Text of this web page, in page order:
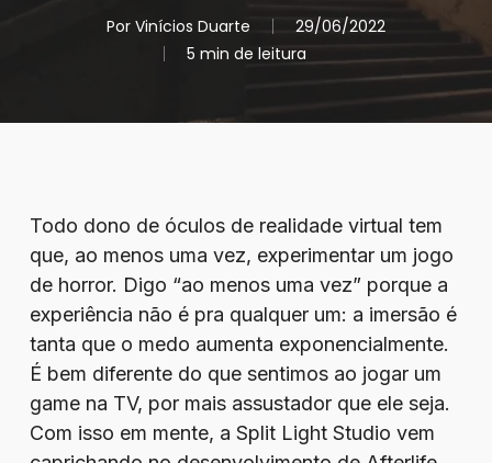
Por Vinícios Duarte
29/06/2022
5 min de leitura
Todo dono de óculos de realidade virtual tem
que, ao menos uma vez, experimentar um jogo
de horror. Digo “ao menos uma vez” porque a
experiência não é pra qualquer um: a imersão é
tanta que o medo aumenta exponencialmente.
É bem diferente do que sentimos ao jogar um
game na TV, por mais assustador que ele seja.
Com isso em mente, a Split Light Studio vem